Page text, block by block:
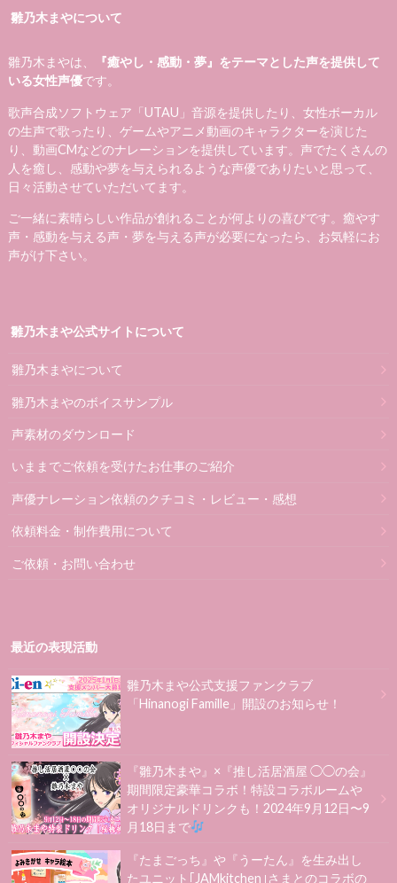
雛乃木まやについて
雛乃木まやは、
『癒やし・感動・夢』をテーマとした声を提供して
いる女性声優です。
歌声合成ソフトウェア「UTAU」音源を提供したり、女性ボーカル
の生声で歌ったり、ゲームやアニメ動画のキャラクターを演じた
り、動画CMなどのナレーションを提供しています。声でたくさんの
人を癒し、感動や夢を与えられるような声優でありたいと思って、
日々活動させていただいてます。
ご一緒に素晴らしい作品が創れることが何よりの喜びです。癒やす
声・感動を与える声・夢を与える声が必要になったら、お気軽にお
声がけ下さい。
雛乃木まや公式サイトについて
雛乃木まやについて
雛乃木まやのボイスサンプル
声素材のダウンロード
いままでご依頼を受けたお仕事のご紹介
声優ナレーション依頼のクチコミ・レビュー・感想
依頼料金・制作費用について
ご依頼・お問い合わせ
最近の表現活動
雛乃木まや公式支援ファンクラブ
「Hinanogi Famille」開設のお知らせ！
『雛乃木まや』×『推し活居酒屋 ◯◯の会』
期間限定豪華コラボ！特設コラボルームや
オリジナルドリンクも！2024年9月12日〜9
月18日まで
『たまごっち』や『うーたん』を生み出し
たユニット｢JAMkitchen｣さまとのコラボの